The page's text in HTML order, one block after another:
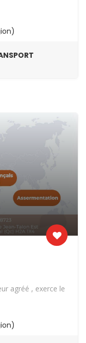
agréé , exerce le